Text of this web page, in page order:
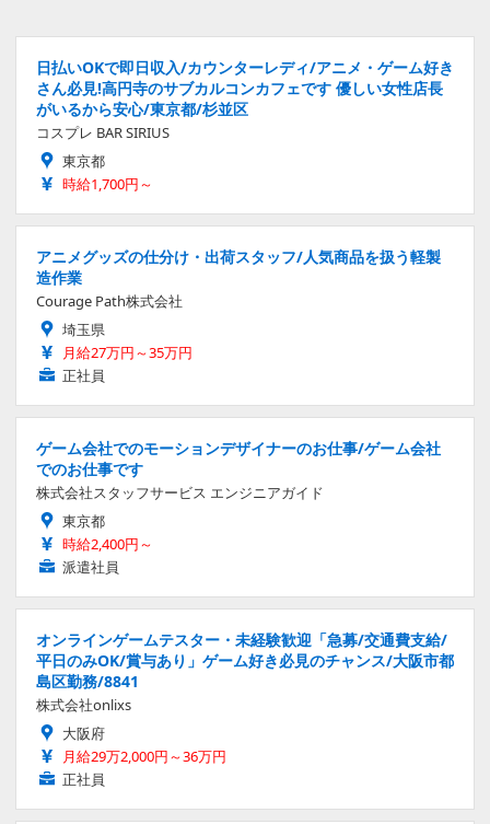
日払いOKで即日収入/カウンターレディ/アニメ・ゲーム好き
さん必見!高円寺のサブカルコンカフェです 優しい女性店長
がいるから安心/東京都/杉並区
コスプレ BAR SIRIUS
東京都
時給1,700円～
アニメグッズの仕分け・出荷スタッフ/人気商品を扱う軽製
造作業
Courage Path株式会社
埼玉県
月給27万円～35万円
正社員
ゲーム会社でのモーションデザイナーのお仕事/ゲーム会社
でのお仕事です
株式会社スタッフサービス エンジニアガイド
東京都
時給2,400円～
派遣社員
オンラインゲームテスター・未経験歓迎「急募/交通費支給/
平日のみOK/賞与あり」ゲーム好き必見のチャンス/大阪市都
島区勤務/8841
株式会社onlixs
大阪府
月給29万2,000円～36万円
正社員